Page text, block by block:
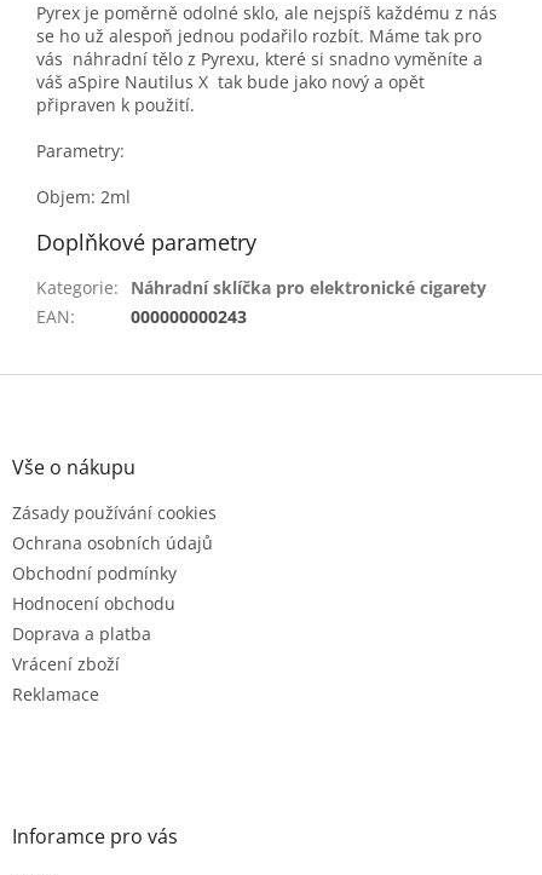
Pyrex je poměrně odolné sklo, ale nejspíš každému z nás
se ho už alespoň jednou podařilo rozbít. Máme tak pro
vás náhradní tělo z Pyrexu, které si snadno vyměníte a
váš aSpire Nautilus X tak bude jako nový a opět
připraven k použití.
Parametry:
Objem: 2ml
Doplňkové parametry
Kategorie:
Náhradní sklíčka pro elektronické cigarety
EAN: 000000000243
Z
Vše o nákupu
Zásady používání cookies
Ochrana osobních údajů
Obchodní podmínky
Hodnocení obchodu
Doprava a platba
Vrácení zboží
Reklamace
Inforamce pro vás